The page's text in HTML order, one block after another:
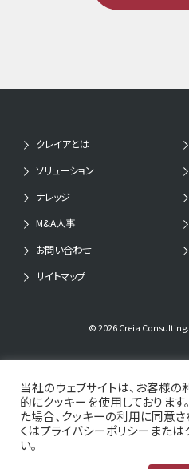
クレイアとは
ソリューション
ナレッジ
M&A人事
お問い合わせ
サイトマップ
© 2026 Creia
当社のウェブサイトは、お客様
的にクッキーを使用しております
た場合、クッキーの利用に同意
くはプライバシーポリシー または
い。